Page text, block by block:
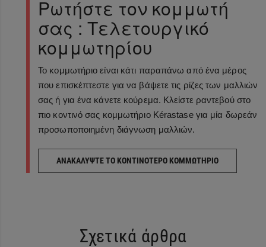
Ρωτήστε τον κομμωτή
σας : Τελετουργικό
κομμωτηρίου
Το κομμωτήριο είναι κάτι παραπάνω από ένα μέρος
που επισκέπτεστε για να βάψετε τις ρίζες των μαλλιών
σας ή για ένα κάνετε κούρεμα. Κλείστε ραντεβού στο
πιο κοντινό σας κομμωτήριο Kérastase για μία δωρεάν
προσωποποιημένη διάγνωση μαλλιών.
ΑΝΑΚΑΛΥΨΤΕ ΤΟ ΚΟΝΤΙΝΟΤΕΡΟ ΚΟΜΜΩΤΗΡΙΟ
Σχετικά άρθρα